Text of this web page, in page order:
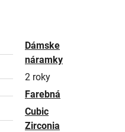
Dámske
náramky
2 roky
Farebná
Cubic
Zirconia